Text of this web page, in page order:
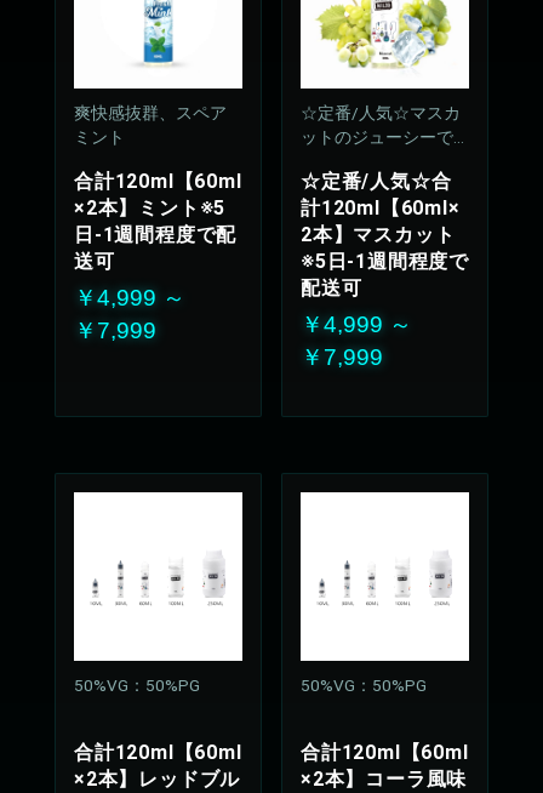
爽快感抜群、スペア
ミント
合計120ml【60ml
×2本】ミント※5
日-1週間程度で配
送可
￥4,999 ～
￥7,999
☆定番/人気☆マスカ
ットのジューシーで
広がります
50%VG：50%PG
☆定番/人気☆合
計120ml【60ml×
2本】マスカット
※5日-1週間程度で
配送可
￥4,999 ～
￥7,999
50%VG：50%PG
合計120ml【60ml
×2本】レッドブル
50%VG：50%PG
合計120ml【60ml
×2本】コーラ風味